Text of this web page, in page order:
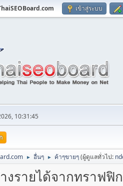
เข้าสู่ระบบ
10:31:45
► อื่นๆ ► ค้าๆขายๆ(ผู้ดูแลทั่วไป:
งรายได้จากทราฟฟิ